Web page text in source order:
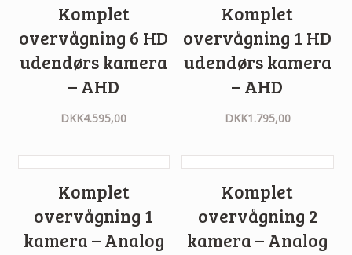
Komplet
overvågning 6 HD
udendørs kamera
– AHD
DKK4.595,00
Komplet
overvågning 1 HD
udendørs kamera
– AHD
DKK1.795,00
Komplet
overvågning 1
kamera – Analog
Komplet
overvågning 2
kamera – Analog